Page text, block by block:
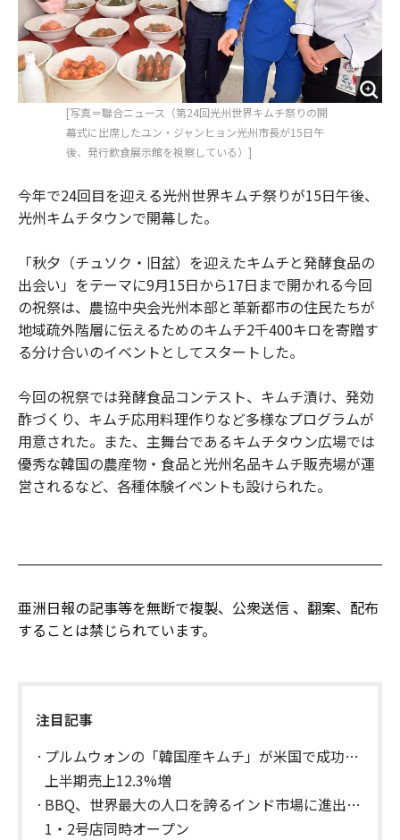
[写真＝聯合ニュース（第24回光州世界キムチ祭りの開
幕式に出席したユン・ジャンヒョン光州市長が15日午
後、発行飲食展示館を視察している）]
今年で24回目を迎える光州世界キムチ祭りが15日午後、
光州キムチタウンで開幕した。
「秋夕（チュソク・旧盆）を迎えたキムチと発酵食品の
出会い」をテーマに9月15日から17日まで開かれる今回
の祝祭は、農協中央会光州本部と革新都市の住民たちが
地域疏外階層に伝えるためのキムチ2千400キロを寄贈す
る分け合いのイベントとしてスタートした。
今回の祝祭では発酵食品コンテスト、キムチ漬け、発効
酢づくり、キムチ応用料理作りなど多様なプログラムが
用意された。また、主舞台であるキムチタウン広場では
優秀な韓国の農産物・食品と光州名品キムチ販売場が運
営されるなど、各種体験イベントも設けられた。
亜洲日報の記事等を無断で複製、公衆送信 、翻案、配布
することは禁じられています。
注目記事
プルムウォンの「韓国産キムチ」が米国で成功…
上半期売上12.3%増
BBQ、世界最大の人口を誇るインド市場に進出…
1・2号店同時オープン